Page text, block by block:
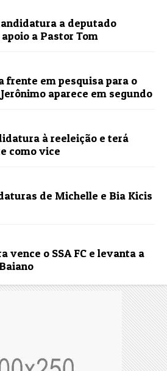
a deputado
a Pastor Tom
frente em pesquisa para o
aparece em segundo
à reeleição e terá
como vice
de Michelle e Bia Kicis
vence o SSA FC e levanta a